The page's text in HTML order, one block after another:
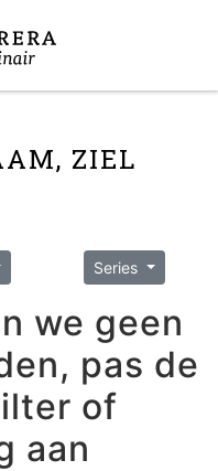
ZIEL
Series
we geen
pas de
of
aan